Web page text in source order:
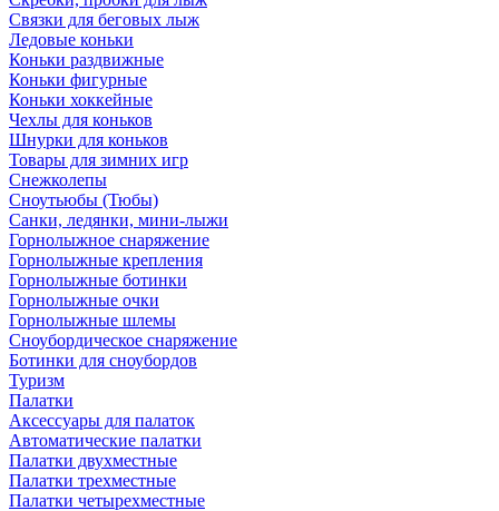
Связки для беговых лыж
Ледовые коньки
Коньки раздвижные
Коньки фигурные
Коньки хоккейные
Чехлы для коньков
Шнурки для коньков
Товары для зимних игр
Снежколепы
Сноутьюбы (Тюбы)
Санки, ледянки, мини-лыжи
Горнолыжное снаряжение
Горнолыжные крепления
Горнолыжные ботинки
Горнолыжные очки
Горнолыжные шлемы
Сноубордическое снаряжение
Ботинки для сноубордов
Туризм
Палатки
Аксессуары для палаток
Автоматические палатки
Палатки двухместные
Палатки трехместные
Палатки четырехместные